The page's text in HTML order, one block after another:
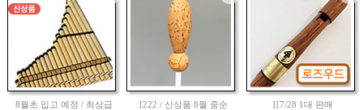
8월초 입고 예정 / 최상급
[222 / 신상품 8월 중순
[[7/28 1대 판매